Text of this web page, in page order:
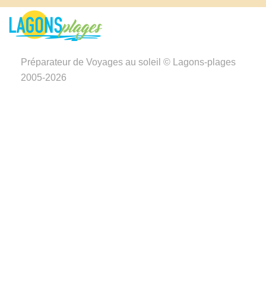
Préparateur de Voyages au soleil © Lagons-plages
2005-2026